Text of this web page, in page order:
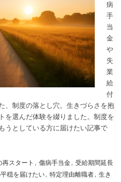
病
手
当
金
や
失
業
給
付
、制度の落とし穴。生きづらさを抱
を選んだ体験を綴りました。制度を
うとしている方に届けたい記事で
再スタート , 傷病手当金, 受給期間延長
穏を届けたい, 特定理由離職者, 生き